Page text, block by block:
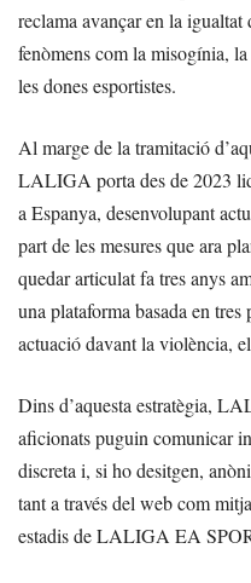
reclama avançar en la
fenòmens com la misogínia,
les dones esportistes.
Al marge de la tramitació
LALIGA porta des de 2023
a Espanya, desenvolupant
part de les mesures que ara
quedar articulat fa tres anys
una plataforma basada en
actuació davant la violència,
Dins d’aquesta estratègia,
aficionats puguin comunicar
discreta i, si ho desitgen,
tant a través del web com
estadis de LALIGA EA